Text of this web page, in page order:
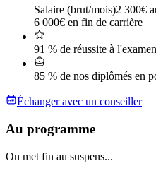
Salaire (brut/mois)2 300€
6 000€ en fin de carrière
91 % de réussite à l'examen
85 % de nos diplômés en
Échanger avec un conseiller
Au programme
On met fin au suspens...